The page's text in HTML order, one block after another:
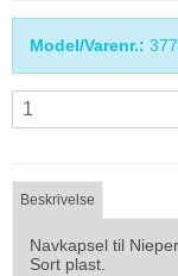
Model/Varenr.:
Beskrivelse
Navkapsel til
Sort plast.